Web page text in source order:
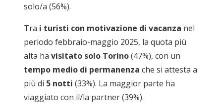
solo/a (56%).
Tra i turisti con motivazione di vacanza nel
periodo febbraio-maggio 2025, la quota più
alta ha visitato solo Torino(47%), con un
tempo medio di permanenza che si attesta a
più di 5 notti (33%). La maggior parte ha
viaggiato con il/la partner (39%).